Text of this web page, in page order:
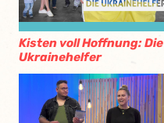
Kisten voll Hoffnung: Die
Ukrainehelfer